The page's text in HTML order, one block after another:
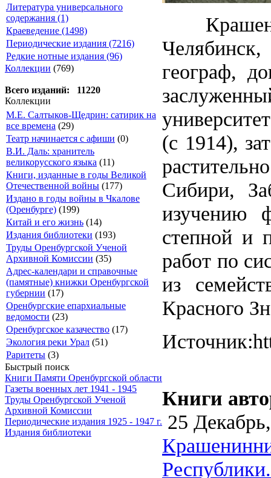
Литература универсального
содержания (1)
Краеведение (1498)
Периодические издания (7216)
Редкие нотные издания (96)
Коллекции (769)
Всего изданий: 11220
Коллекции
М.Е. Салтыков-Щедрин: сатирик на
все времена (29)
Театр начинается с афиши (0)
В.И. Даль: хранитель
великорусского языка (11)
Книги, изданные в годы Великой
Отечественной войны (177)
Издано в годы войны в Чкалове
(Оренбурге) (199)
Китай и его жизнь (14)
Издания библиотеки (193)
Труды Оренбургской Ученой
Архивной Комиссии (35)
Адрес-календари и справочные
(памятные) книжки Оренбургской
губернии (17)
Оренбургские епархиальные
ведомости (23)
Оренбургское казачество (17)
Экология реки Урал (51)
Раритеты (3)
Быстрый поиск
Книги Памяти Оренбургской области
Газеты военных лет 1941 - 1945
Труды Оренбургской Ученой
Архивной Комиссии
Периодические издания 1925 - 1947 г.
Издания библиотеки
географ,
(с 1914),
Сибири,
изучению
степной и
работ по
из
Красного
Книги
25